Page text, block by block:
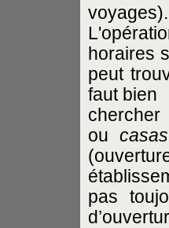
voyages).
horaires
peut
faut bien
chercher
ou
pas